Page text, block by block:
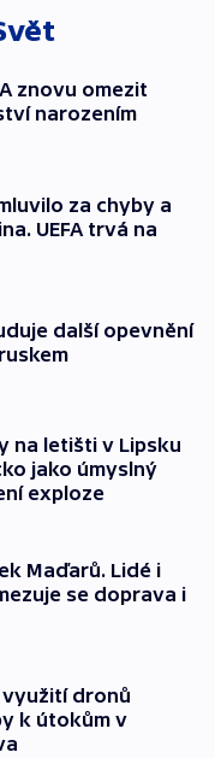
znovu omezit
narozením
za chyby a
UEFA trvá na
další opevnění
na letišti v Lipsku
jako úmyslný
exploze
Maďarů. Lidé i
se doprava i
využití dronů
k útokům v